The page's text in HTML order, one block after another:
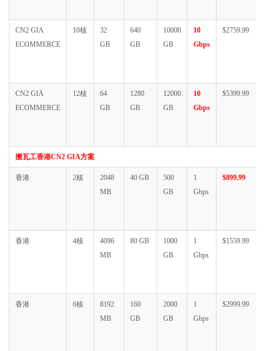
CN2 GIA
ECOMMERCE
10核
32
GB
640
GB
10000
GB
10
Gbps
$2759.99
CN2 GIA
ECOMMERCE
12核
64
GB
1280
GB
12000
GB
10
Gbps
$5399.99
搬瓦工香港CN2 GIA方案
香港 2核
2048
MB
40 GB
500
GB
1
Gbps
$899.99
香港 4核
4096
MB
80 GB
1000
GB
1
Gbps
$1559.99
香港 6核
8192
MB
160
GB
2000
GB
1
Gbps
$2999.99